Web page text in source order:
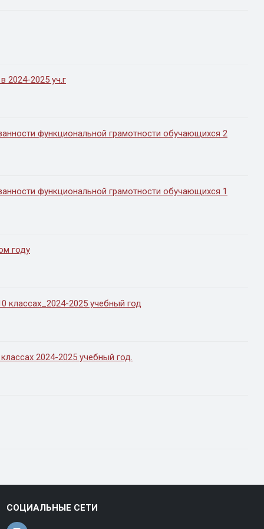
2024-2025 уч.г
функциональной грамотности обучающихся 2
функциональной грамотности обучающихся 1
году
классах_2024-2025 учебный год
2024-2025 учебный год.
СОЦИАЛЬНЫЕ СЕТИ